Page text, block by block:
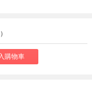
以內，最長邊45cm以內、重量5
購物車